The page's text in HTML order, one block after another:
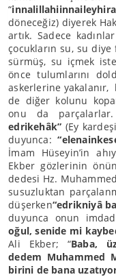
“
döneceğiz) diyerek
artık. Sadece
çocukların su, su diye
sürmüş, su içmek
önce tulumlarını
askerlerine
de diğer kolunu
onu da
edrikehâk” (Ey
duyunca:
İmam Hüseyin’in
Ekber gözlerinin
dedesi Hz.
susuzluktan
düşerken“edrikniyâ
duyunca onun
oğul, senide mi
Ali Ekber; “Baba,
dedem Muhammed
birini de bana